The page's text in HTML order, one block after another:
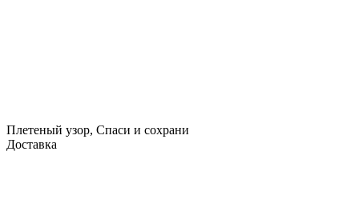
Плетеный узор, Спаси и сохрани
Доставка